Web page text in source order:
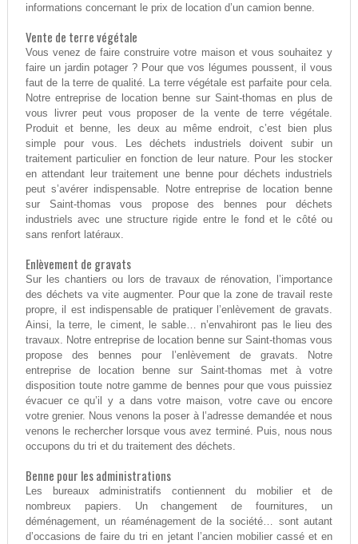
informations concernant le prix de location d’un camion benne.
Vente de terre végétale
Vous venez de faire construire votre maison et vous souhaitez y
faire un jardin potager ? Pour que vos légumes poussent, il vous
faut de la terre de qualité. La terre végétale est parfaite pour cela.
Notre entreprise de location benne sur Saint-thomas en plus de
vous livrer peut vous proposer de la vente de terre végétale.
Produit et benne, les deux au même endroit, c’est bien plus
simple pour vous. Les déchets industriels doivent subir un
traitement particulier en fonction de leur nature. Pour les stocker
en attendant leur traitement une benne pour déchets industriels
peut s’avérer indispensable. Notre entreprise de location benne
sur Saint-thomas vous propose des bennes pour déchets
industriels avec une structure rigide entre le fond et le côté ou
sans renfort latéraux.
Enlèvement de gravats
Sur les chantiers ou lors de travaux de rénovation, l’importance
des déchets va vite augmenter. Pour que la zone de travail reste
propre, il est indispensable de pratiquer l’enlèvement de gravats.
Ainsi, la terre, le ciment, le sable… n’envahiront pas le lieu des
travaux. Notre entreprise de location benne sur Saint-thomas vous
propose des bennes pour l’enlèvement de gravats. Notre
entreprise de location benne sur Saint-thomas met à votre
disposition toute notre gamme de bennes pour que vous puissiez
évacuer ce qu’il y a dans votre maison, votre cave ou encore
votre grenier. Nous venons la poser à l’adresse demandée et nous
venons le rechercher lorsque vous avez terminé. Puis, nous nous
occupons du tri et du traitement des déchets.
Benne pour les administrations
Les bureaux administratifs contiennent du mobilier et de
nombreux papiers. Un changement de fournitures, un
déménagement, un réaménagement de la société… sont autant
d’occasions de faire du tri en jetant l’ancien mobilier cassé et en